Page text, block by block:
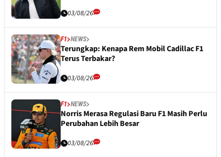
03/08/26
F1 NEWS
Terungkap: Kenapa Rem Mobil Cadillac F1
Terus Terbakar?
03/08/26
F1 NEWS
Norris Merasa Regulasi Baru F1 Masih Perlu
Perubahan Lebih Besar
03/08/26